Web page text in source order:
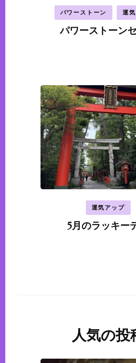
パワーストーン 運
パワーストーン
運気アップ
5月のラッキー
人気の投